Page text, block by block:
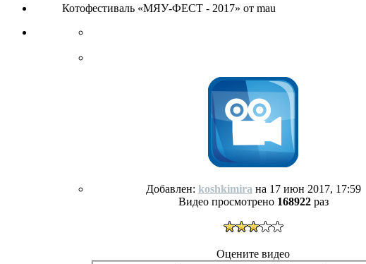
Котофестиваль «МЯУ-ФЕСТ - 2017» от mau
Добавлен: koshkimira на 17 июн 2017, 17:59
Видео просмотрено 168922раз
Оцените видео